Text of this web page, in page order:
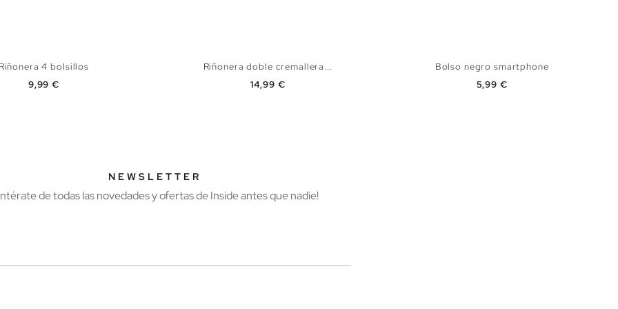
Riñonera 4 bolsillos
Precio
9,99 €
Riñonera doble cremallera...
Precio
14,99 €
Bolso negro smartphone
Precio
5,99 €
NEWSLETTER
de todas las novedades y ofertas de Inside antes que nadie!